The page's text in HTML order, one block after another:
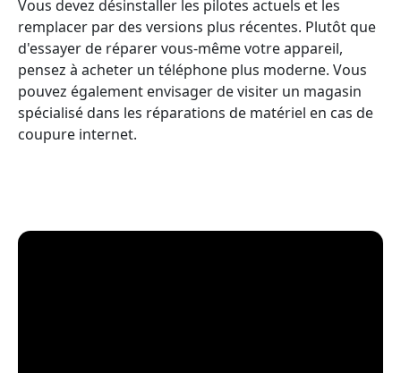
Vous devez désinstaller les pilotes actuels et les
remplacer par des versions plus récentes. Plutôt que
d'essayer de réparer vous-même votre appareil,
pensez à acheter un téléphone plus moderne. Vous
pouvez également envisager de visiter un magasin
spécialisé dans les réparations de matériel en cas de
coupure internet.